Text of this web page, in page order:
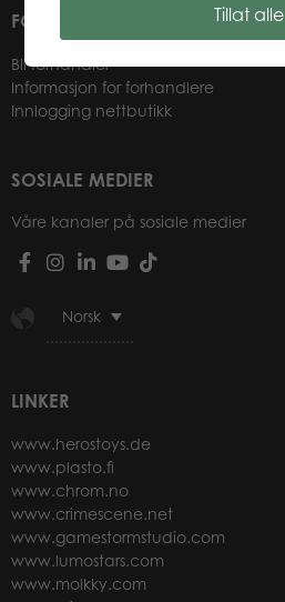
FOR VÅRE KUNDER
Bli forhandler
Informasjon for forhandlere
Innlogging nettbutikk
SOSIALE MEDIER
Våre kanaler på sosiale medier
Norsk
LINKER
www.herostoys.de
www.plasto.fi
www.chrom.no
www.crimescene.net
www.gamestormstudio.com
www.lumostars.com
www.molkky.com
Tillat alle